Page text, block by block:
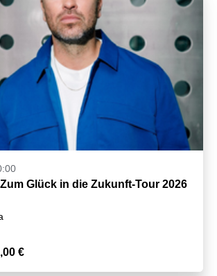
Glück in die Zukunft-Tour 2026
€